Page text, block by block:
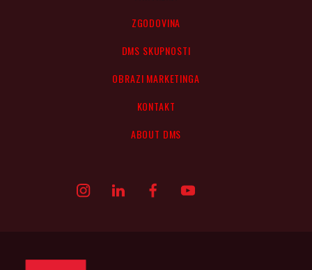
ZGODOVINA
DMS SKUPNOSTI
OBRAZI MARKETINGA
KONTAKT
ABOUT DMS